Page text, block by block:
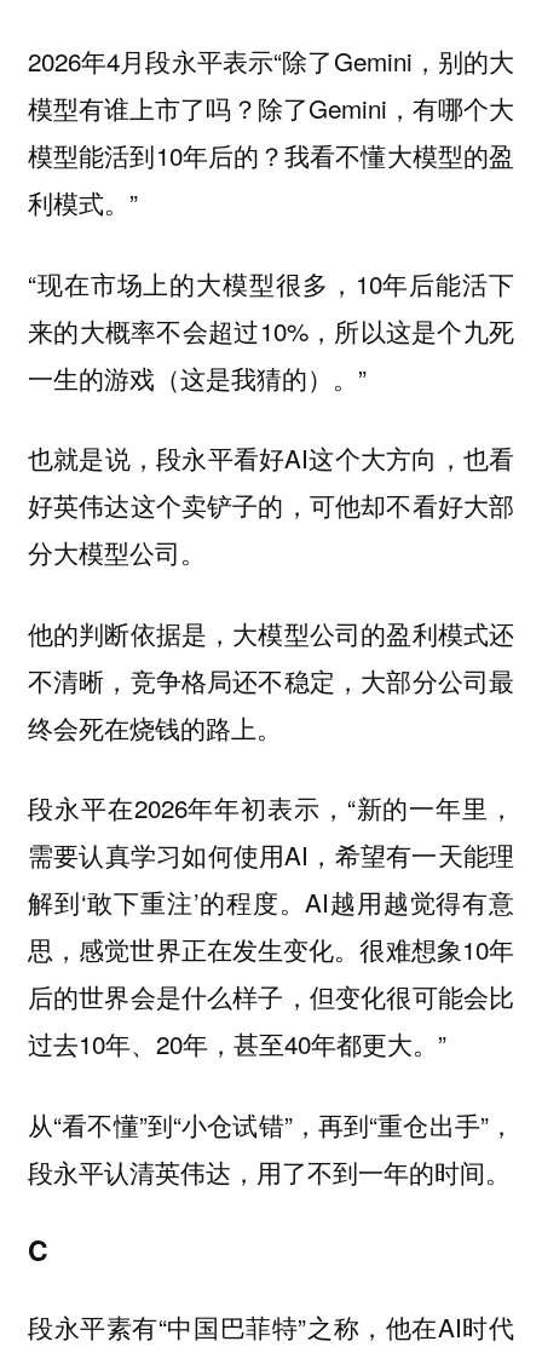
2026年4月段永平表示“除了Gemini，别的大
模型有谁上市了吗？除了Gemini，有哪个大
模型能活到10年后的？我看不懂大模型的盈
利模式。”
“现在市场上的大模型很多，10年后能活下
来的大概率不会超过10%，所以这是个九死
一生的游戏（这是我猜的）。”
也就是说，段永平看好AI这个大方向，也看
好英伟达这个卖铲子的，可他却不看好大部
分大模型公司。
他的判断依据是，大模型公司的盈利模式还
不清晰，竞争格局还不稳定，大部分公司最
终会死在烧钱的路上。
段永平在2026年年初表示，“新的一年里，
需要认真学习如何使用AI，希望有一天能理
解到‘敢下重注’的程度。AI越用越觉得有意
思，感觉世界正在发生变化。很难想象10年
后的世界会是什么样子，但变化很可能会比
过去10年、20年，甚至40年都更大。”
从“看不懂”到“小仓试错”，再到“重仓出手”，
段永平认清英伟达，用了不到一年的时间。
C
段永平素有“中国巴菲特”之称，他在AI时代